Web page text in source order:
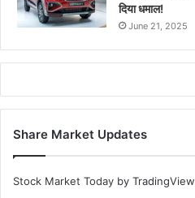
दिया धमाल!
June 21, 2025
Share Market Updates
Stock Market Today by TradingView